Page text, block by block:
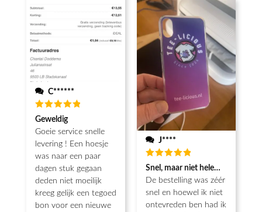
C******
Waardering
5uit 5
Geweldig
Goeie service snelle
levering ! Een hoesje
was naar een paar
dagen stuk gegaan
deden niet moeilijk
kreeg gelijk een tegoed
bon voor een nieuwe
J****
Waardering
5uit 5
Snel, maar niet helemaal als
De bestelling was zéér
snel en hoewel ik niet
ontevreden ben had ik